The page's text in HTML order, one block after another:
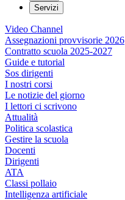
Servizi
Video Channel
Assegnazioni provvisorie 2026
Contratto scuola 2025-2027
Guide e tutorial
Sos dirigenti
I nostri corsi
Le notizie del giorno
I lettori ci scrivono
Attualità
Politica scolastica
Gestire la scuola
Docenti
Dirigenti
ATA
Classi pollaio
Intelligenza artificiale